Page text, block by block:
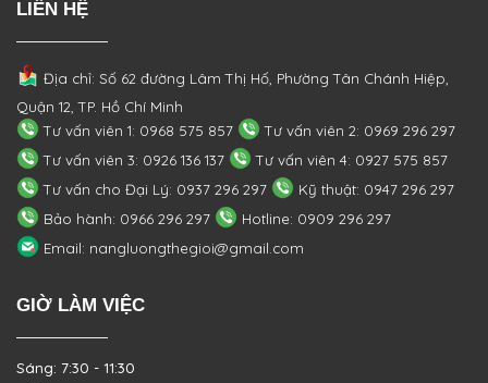
LIÊN HỆ
Địa chỉ: Số 62 đường Lâm Thị Hố, PhườngTân Chánh Hiệp,
Quận 12, TP. Hồ Chí Minh
Tư vấn viên 1: 0968 575 857
Tư vấn viên 2: 0969 296 297
Tư vấn viên 3: 0926 136 137
Tư vấn viên 4: 0927 575 857
Tư vấn cho Đại Lý: 0937 296 297
Kỹ thuật: 0947 296 297
Bảo hành: 0966 296 297
Hotline: 0909 296 297
Email: nangluongthegioi@gmail.com
GIỜ LÀM VIỆC
Sáng: 7:30 - 11:30